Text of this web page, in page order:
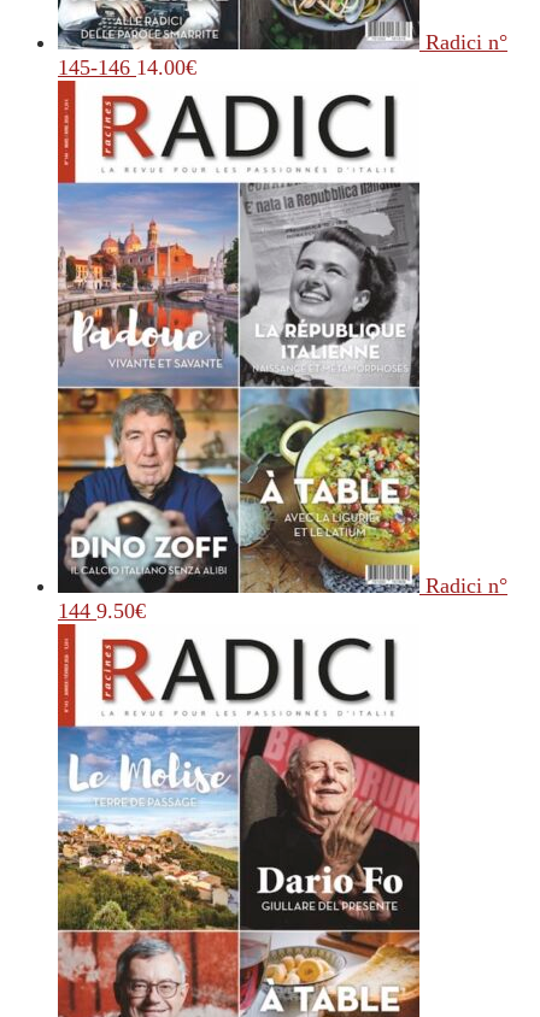
Radici n°
145-146 14.00€
Radici n°
144 9.50€